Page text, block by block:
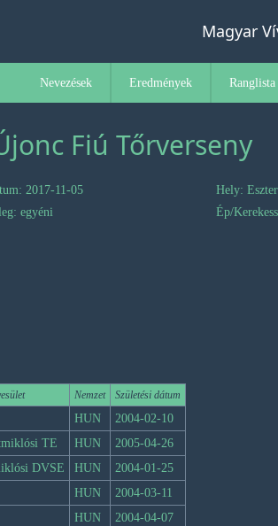
Magyar
Nevezések Eredmények Ranglista
Fiú Tőrverseny
2017-11-05 Hely:
egyéni Ép/
Nemzet Születési dátum
HUN
2004-02-10
TE HUN
2005-04-26
DVSE HUN
2004-01-25
HUN
2004-03-11
HUN
2004-04-07